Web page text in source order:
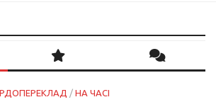
/ НА ЧАСІ